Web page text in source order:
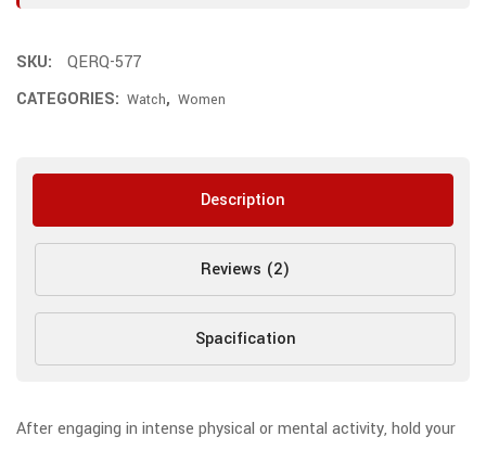
SKU:
QERQ-577
CATEGORIES: Watch, Women
Description
Reviews (2)
Spacification
After engaging in intense physical or mental activity, hold your